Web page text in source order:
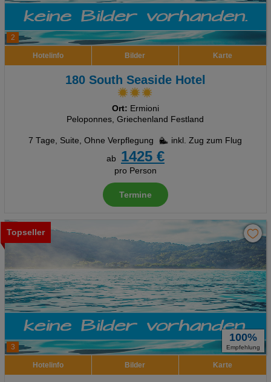
2
Hotelinfo Bilder Karte
180 South Seaside Hotel
Ort: Ermioni
Peloponnes, Griechenland Festland
7 Tage, Suite, Ohne Verpflegung
inkl. Zug zum Flug
ab
1425 €
pro Person
Termine
3
Topseller
100%
Empfehlung
Hotelinfo Bilder Karte